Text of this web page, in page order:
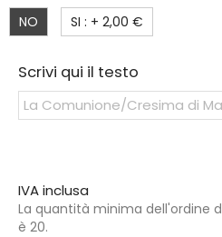
NO SI : + 2,00 €
Scrivi qui il testo
IVA inclusa
La quantità minima dell'ordine
è 20.